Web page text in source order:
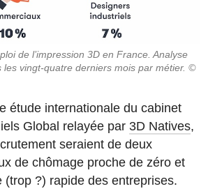
de l’impression 3D en France. Analyse
les vingt-quatre derniers mois par métier. ©
étude internationale du cabinet
Global relayée par 3D Natives,
seraient de deux
de chômage proche de zéro et
(trop ?) rapide des entreprises.